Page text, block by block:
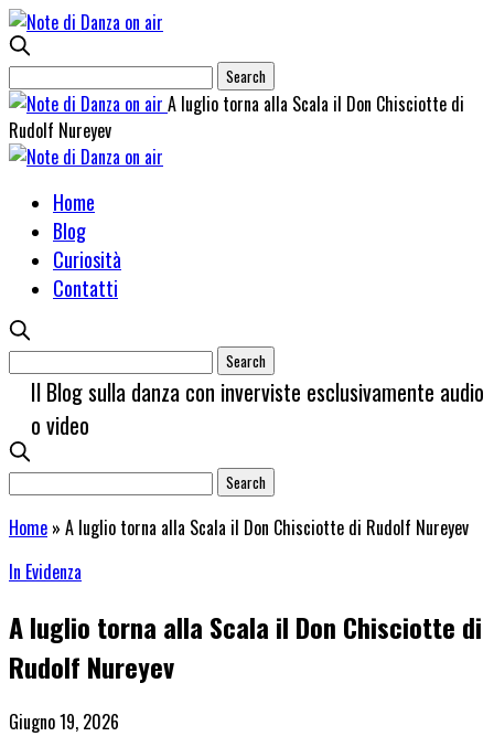
A luglio torna alla Scala il Don Chisciotte di
Rudolf Nureyev
Home
Blog
Curiosità
Contatti
Il Blog sulla danza con inverviste esclusivamente audio
o video
Home » A luglio torna alla Scala il Don Chisciotte di Rudolf Nureyev
In Evidenza
A luglio torna alla Scala il Don Chisciotte di
Rudolf Nureyev
Giugno 19, 2026